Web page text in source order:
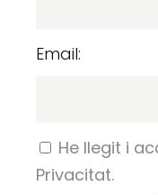
Email:
He llegit i
Privacitat.